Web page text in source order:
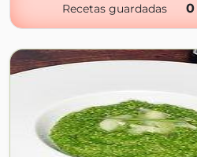
Recetas guardadas 0